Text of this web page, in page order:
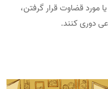
مورد قضاوت قرار گرفتن،
دوری کنند.